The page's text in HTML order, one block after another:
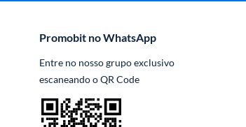
Promobit no WhatsApp
Entre no nosso grupo exclusivo
escaneando o QR Code